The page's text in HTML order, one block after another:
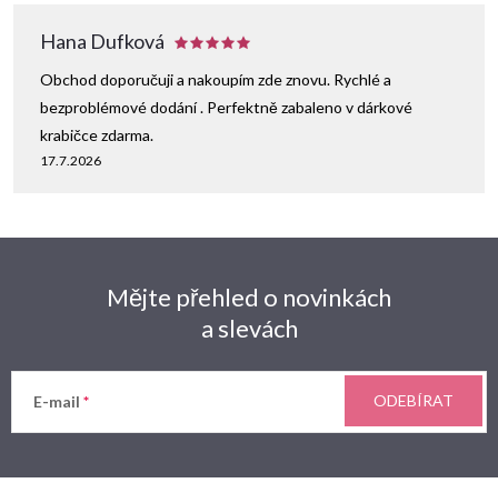
Hana Dufková
17.7.2026
Obchod doporučuji a nakoupím zde znovu. Rychlé a
bezproblémové dodání . Perfektně zabaleno v dárkové
krabičce zdarma.
Mějte přehled o novinkách
a slevách
E-mail ODEBÍRAT